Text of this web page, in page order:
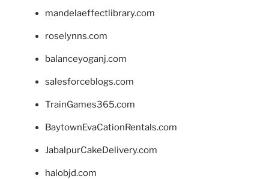
mandelaeffectlibrary.com
roselynns.com
balanceyoganj.com
salesforceblogs.com
TrainGames365.com
BaytownEvaCationRentals.com
JabalpurCakeDelivery.com
halobjd.com